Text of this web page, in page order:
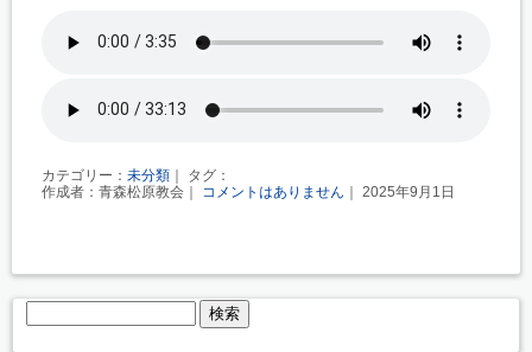
カテゴリー： 未分類 ｜ タグ：
作成者：青森松原教会｜ コメントはありません ｜ 2025年9月1日